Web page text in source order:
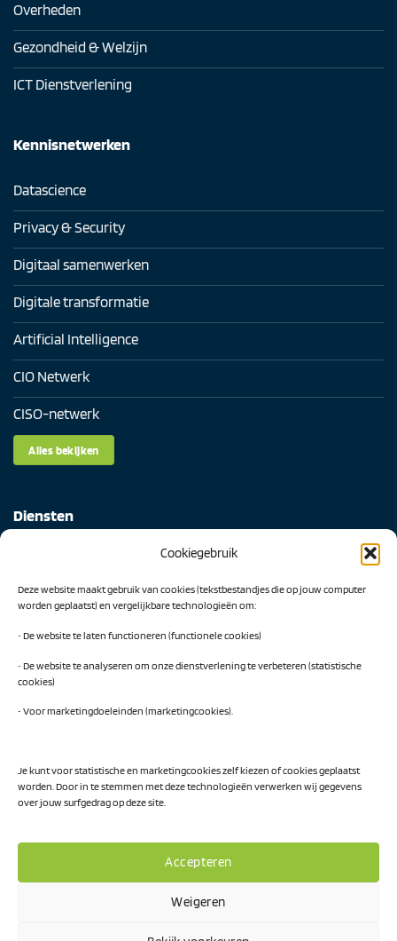
Cookiegebruik
Deze website maakt gebruik van cookies (tekstbestandjes die op jouw computer
worden geplaatst) en vergelijkbare technologieën om:
• De website te laten functioneren (functionele cookies)
• De website te analyseren om onze dienstverlening te verbeteren (statistische
cookies)
• Voor marketingdoeleinden (marketingcookies).
Je kunt voor statistische en marketingcookies zelf kiezen of cookies geplaatst
worden. Door in te stemmen met deze technologieën verwerken wij gegevens
over jouw surfgedrag op deze site.
Accepteren
Weigeren
Overheden
Gezondheid & Welzijn
ICT Dienstverlening
Kennisnetwerken
Datascience
Privacy & Security
Digitaal samenwerken
Digitale transformatie
Artificial Intelligence
CIO Netwerk
CISO-netwerk
Alles bekijken
Diensten
AI Readiness Scan
Traineeship SN Data & AI
Projecten
Niemeyer Campus